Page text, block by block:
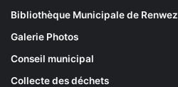
Bibliothèque Municipale de Renwez
Galerie Photos
Conseil municipal
Collecte des déchets